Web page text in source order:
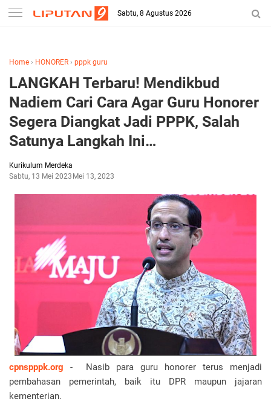
-->
Sabtu, 8 Agustus 2026
Home › HONORER › pppk guru
LANGKAH Terbaru! Mendikbud
Nadiem Cari Cara Agar Guru Honorer
Segera Diangkat Jadi PPPK, Salah
Satunya Langkah Ini…
Kurikulum Merdeka
Sabtu, 13 Mei 2023 Mei 13, 2023
cpnspppk.org - Nasib para guru honorer terus menjadi
pembahasan pemerintah, baik itu DPR maupun jajaran
kementerian.